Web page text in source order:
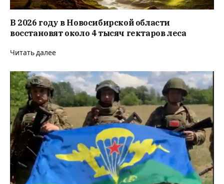
В 2026 году в Новосибирской области
восстановят около 4 тысяч гектаров леса
Читать далее